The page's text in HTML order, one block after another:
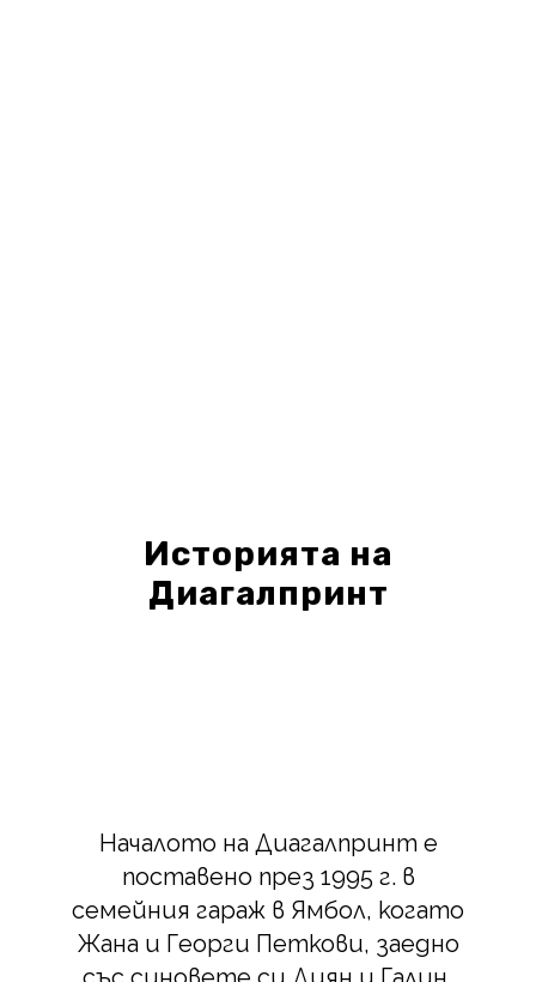
Историята на
Диагалпринт
Началото на Диагалпринт е
поставено през 1995 г. в
семейния гараж в Ямбол, когато
Жана и Георги Петкови, заедно